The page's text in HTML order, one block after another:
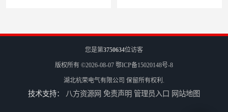
您是第3750634位访客
版权所有 ©2026-08-07 鄂ICP备15020148号-8
湖北杭荣电气有限公司 保留所有权利.
技术支持： 八方资源网 免责声明 管理员入口 网站地图